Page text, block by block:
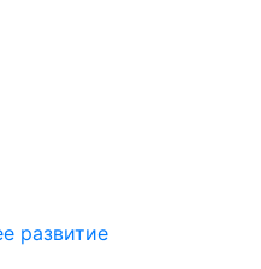
развитие